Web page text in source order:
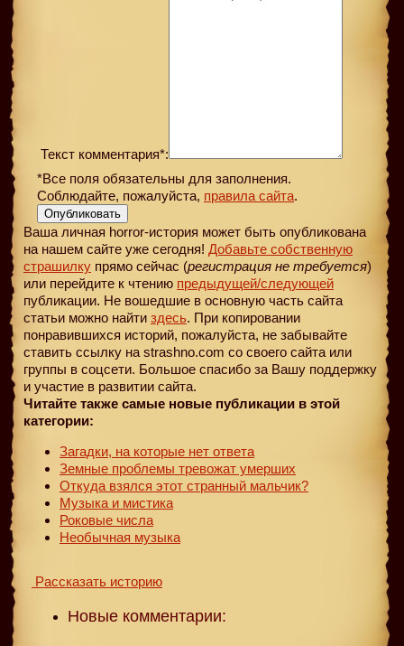
Текст комментария*:
*Все поля обязательны для заполнения.
Соблюдайте, пожалуйста, правила сайта.
Опубликовать
Ваша личная horror-история может быть опубликована
на нашем сайте уже сегодня! Добавьте собственную
страшилку прямо сейчас (регистрация не требуется)
или перейдите к чтению предыдущей/следующей
публикации. Не вошедшие в основную часть сайта
статьи можно найти здесь. При копировании
понравившихся историй, пожалуйста, не забывайте
ставить ссылку на strashno.com со своего сайта или
группы в соцсети. Большое спасибо за Вашу поддержку
и участие в развитии сайта.
Читайте также самые новые публикации в этой
категории:
Загадки, на которые нет ответа
Земные проблемы тревожат умерших
Откуда взялся этот странный мальчик?
Музыка и мистика
Роковые числа
Необычная музыка
Рассказать историю
Новые комментарии: